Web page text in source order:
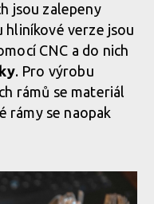
jsou zalepeny
hliníkové verze jsou
CNC a do nich
. Pro výrobu
rámů se materiál
rámy se naopak